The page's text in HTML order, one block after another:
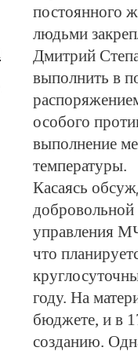
постоянного
людьми
Дмитрий
выполнить в
особого
выполнение
температуры.
Касаясь
добровольной
управления
что
году. На
бюджете, и в
созданию.